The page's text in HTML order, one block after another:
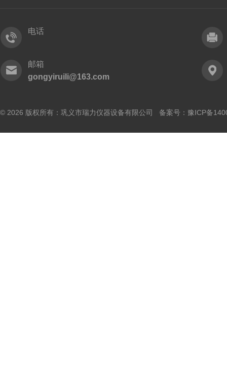
电话
邮箱
gongyiruili@163.com
© 2026 版权所有：巩义市瑞力仪器设备有限公司 备案号： 豫ICP备